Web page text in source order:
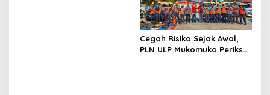
Cukai Diminta Mengungkap
Dugaan Aktivitas di
Kawasan Pesisir
Cegah Risiko Sejak Awal,
PLN ULP Mukomuko Periksa